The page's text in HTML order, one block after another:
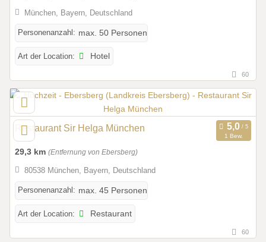
München, Bayern, Deutschland
Personenanzahl: max. 50 Personen
Art der Location: Hotel
60
Restaurant Sir Helga München
1 Bew.
29,3 km (Entfernung von Ebersberg)
80538 München, Bayern, Deutschland
Personenanzahl: max. 45 Personen
Art der Location: Restaurant
60